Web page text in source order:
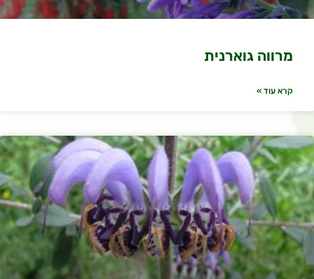
מרווה גוארנית
קרא עוד »